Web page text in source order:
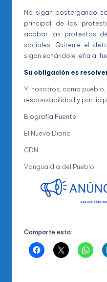
No sigan postergando
principal de las
acabar las protestas
sociales. Quítenle el
sigan echándole leña al
Su obligación es
Y nosotros, como pueblo,
responsabilidad y
Biografía Fuente:
El Nuevo Diario
CDN
Vangualdia del Pueblo
Comparte esto: